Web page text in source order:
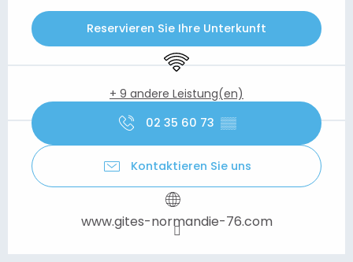
Reservieren Sie Ihre Unterkunft
Wi-Fi
+ 9 andere Leistung(en)
02 35 60 73 ▒▒
Kontaktieren Sie uns
www.gites-normandie-76.com